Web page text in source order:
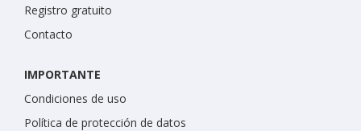
Registro gratuito
Contacto
IMPORTANTE
Condiciones de uso
Política de protección de datos